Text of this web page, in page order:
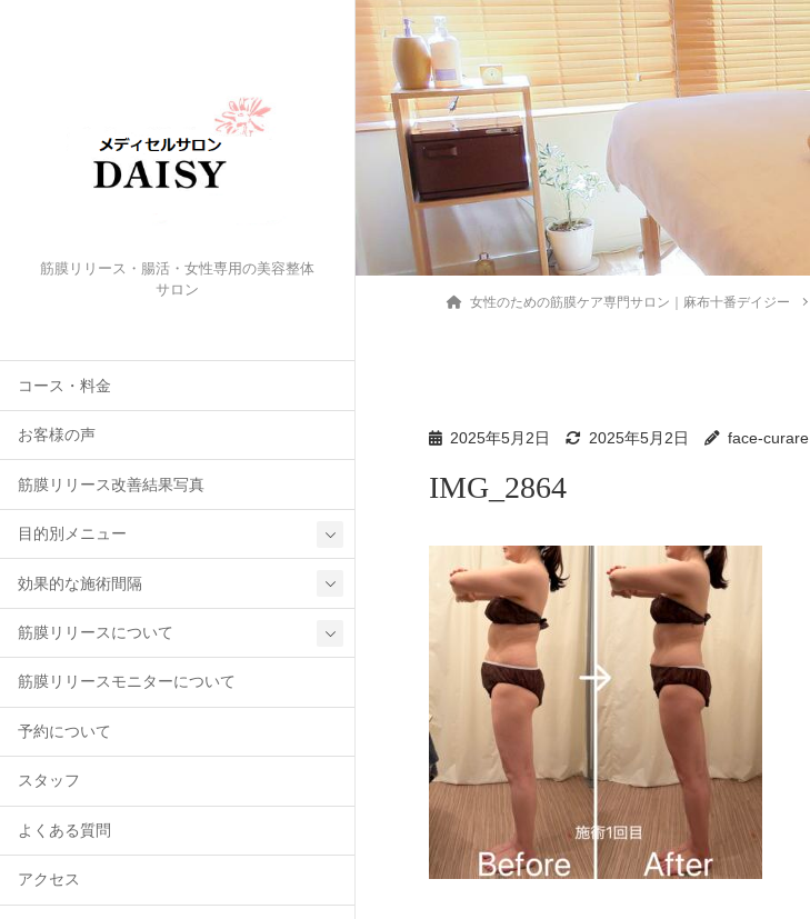
筋膜リリース・腸活・女性専用の美容整体
サロン
コース・料金
お客様の声
筋膜リリース改善結果写真
目的別メニュー
効果的な施術間隔
筋膜リリースについて
筋膜リリースモニターについて
予約について
スタッフ
よくある質問
アクセス
女性のための筋膜ケア専門サロン｜麻布十番デイジー
2025年5月2日 2025年5月2日 face-curare
IMG_2864